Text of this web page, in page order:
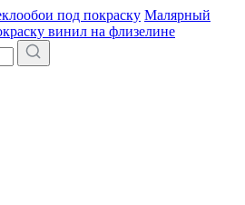
под покраску Малярный
винил на флизелине